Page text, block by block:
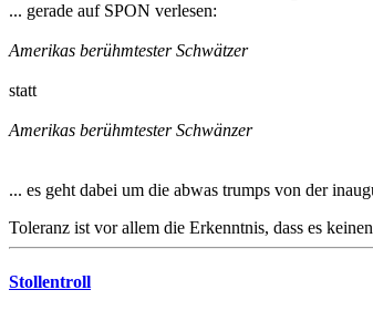
... gerade auf SPON verlesen:
Amerikas berühmtester Schwätzer
statt
Amerikas berühmtester Schwänzer
... es geht dabei um die abwas trumps von der
Toleranz ist vor allem die Erkenntnis, dass es
Stollentroll